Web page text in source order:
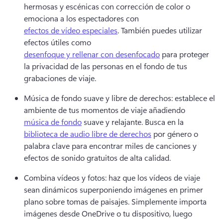
hermosas y escénicas con corrección de color o
emociona a los espectadores con
efectos de vídeo especiales. También puedes utilizar
efectos útiles como
desenfoque y rellenar con desenfocado para proteger
la privacidad de las personas en el fondo de tus
grabaciones de viaje.
Música de fondo suave y libre de derechos: establece el
ambiente de tus momentos de viaje añadiendo
música de fondo suave y relajante. Busca en la
biblioteca de audio libre de derechos por género o
palabra clave para encontrar miles de canciones y
efectos de sonido gratuitos de alta calidad.
Combina vídeos y fotos: haz que los vídeos de viaje
sean dinámicos superponiendo imágenes en primer
plano sobre tomas de paisajes. Simplemente importa
imágenes desde OneDrive o tu dispositivo, luego